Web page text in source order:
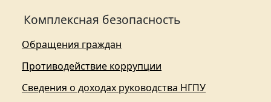
Комплексная безопасность
Обращения граждан
Противодействие коррупции
Сведения о доходах руководства НГПУ